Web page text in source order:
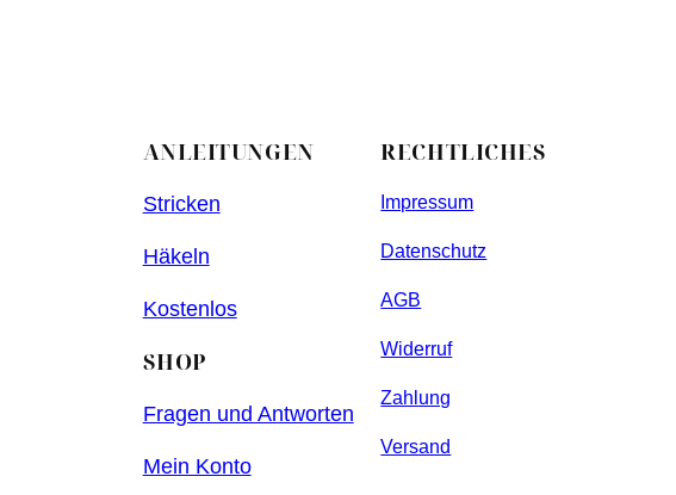
ANLEITUNGEN
Stricken
Häkeln
Kostenlos
SHOP
Fragen und Antworten
Mein Konto
RECHTLICHES
Impressum
Datenschutz
AGB
Widerruf
Zahlung
Versand